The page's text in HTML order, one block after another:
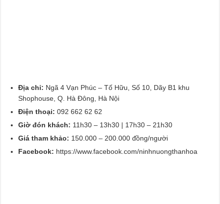
Địa chỉ: Ngã 4 Vạn Phúc – Tố Hữu, Số 10, Dãy B1 khu
Shophouse, Q. Hà Đông, Hà Nội
Điện thoại: 092 662 62 62
Giờ đón khách: 11h30 – 13h30 | 17h30 – 21h30
Giá tham khảo: 150.000 – 200.000 đồng/người
Facebook: https://www.facebook.com/ninhnuongthanhoa